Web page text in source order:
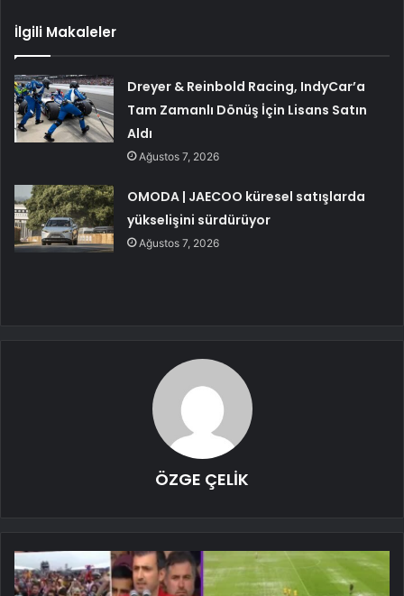
İlgili Makaleler
Dreyer & Reinbold Racing, IndyCar’a
Tam Zamanlı Dönüş İçin Lisans Satın
Aldı
Ağustos 7, 2026
OMODA | JAECOO küresel satışlarda
yükselişini sürdürüyor
Ağustos 7, 2026
ÖZGE ÇELİK